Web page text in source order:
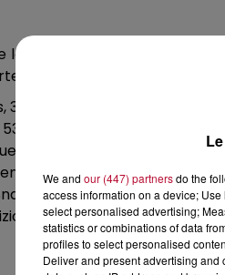
lecture ? Pas de souci :
Voici ceux qui arrivent
3 rue Grande Fusterie à Orange
boulevard Gambetta à
de l’Aiguillerie à Montpellier
du Général Leclerc à
Kebab, 3 place de
1 impasse André
We and our (447) partnersdo the
access information on a device;
select personalised advertising;
statistics or combinations of data
profiles to select personalised
Deliver and present advertising